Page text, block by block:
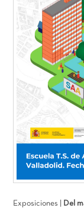
Exposiciones | Del